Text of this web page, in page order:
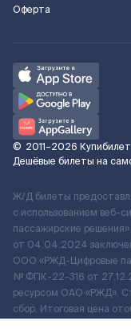
Оферта
© 2011–2026 Купибилет
Дешёвые билеты на
Ж/Д билеты
с использованием
пассажирские
от 04.04.2024
ООО «РЖД-Цифровые
№ ФПК-22-316 от
ресурсом ОАО «РЖД».
сбор. Итоговая цена